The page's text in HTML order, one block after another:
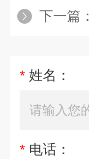
下一篇：
* 姓名：
* 电话：